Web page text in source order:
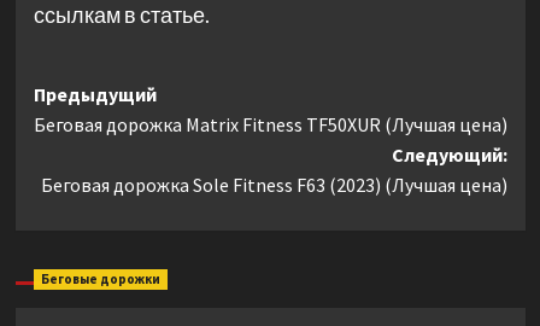
ссылкам в статье.
Навигация
записи
Предыдущий
Беговая дорожка Matrix Fitness TF50XUR (Лучшая цена)
Следующий:
Беговая дорожка Sole Fitness F63 (2023) (Лучшая цена)
Беговые дорожки